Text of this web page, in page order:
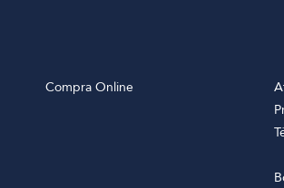
Compra Online